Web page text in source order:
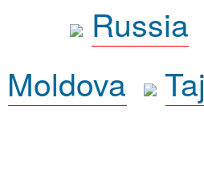
Russia
Moldova